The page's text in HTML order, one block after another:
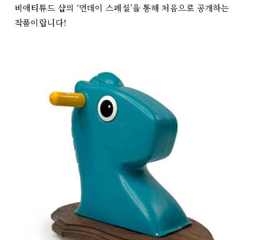
비애티튜드 샵의 ‘먼데이 스페셜’을 통해 처음으로 공개하는
작품이랍니다!